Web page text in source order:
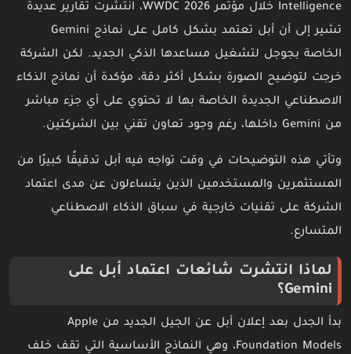
Intelligence خلال مؤتمر WWDC 2026، انتشرت تقارير عديدة
تشير إلى أن أبل تعتمد بشكل كامل على نماذج Gemini
الخاصة بجوجل لتشغيل مساعدها الذكي الجديد. لكن الشركة
خرجت لتوضيح الصورة بشكل أكثر دقة، مؤكدة أن نماذج الذكاء
الاصطناعي الجديدة الخاصة بها لا تحتوي على أي جزء مباشر
من Gemini داخلها، رغم وجود تعاون تقني بين الشركتين.
وتأتي هذه التوضيحات في وقت تواجه فيه أبل تدقيقًا كبيرًا من
المستثمرين والمستخدمين الذين يتساءلون عن مدى اعتماد
الشركة على تقنيات خارجية في سباق الذكاء الاصطناعي
المتسارع.
لماذا انتشرت شائعات اعتماد أبل على
Gemini؟
بدأ الجدل بعد إعلان أبل عن الجيل الجديد من Apple
Foundation Models، وهي النماذج الأساسية التي تقف خلف